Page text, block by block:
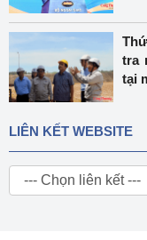
tra
tại
LIÊN KẾT WEBSITE